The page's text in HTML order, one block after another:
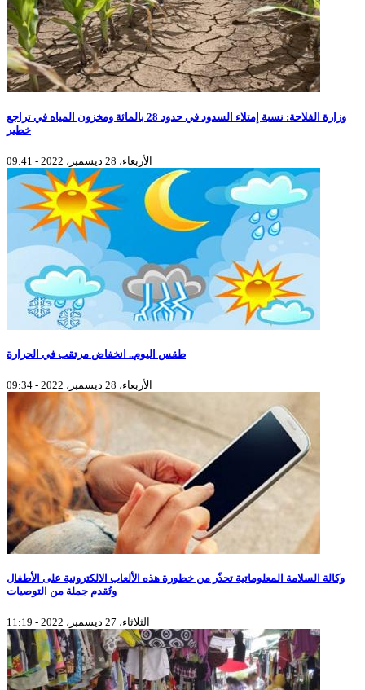
وزارة الفلاحة: نسبة إمتلاء السدود في حدود 28 بالمائة ومخزون المياه في تراجع
خطير
الأربعاء، 28 ديسمبر، 2022 - 09:41
طقس اليوم.. انخفاض مرتقب في الحرارة
الأربعاء، 28 ديسمبر، 2022 - 09:34
وكالة السلامة المعلوماتية تحذّر من خطورة هذه الألعاب الالكترونية على الأطفال
وتُقدم جملة من التوصيات
الثلاثاء، 27 ديسمبر، 2022 - 11:19